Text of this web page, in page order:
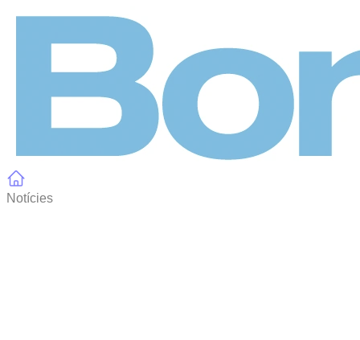
Notícies